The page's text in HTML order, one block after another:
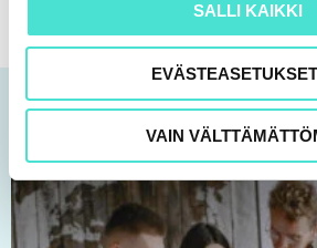
SALLI KAIKKI
EVÄSTEASETUKSET
VAIN
Tutustu myös
Tällä
tuotteella
on